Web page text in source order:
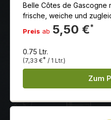
Belle Côtes de Gascogne
frische, weiche und
Zitrusaromen. Ein Cuvée
Blanc, Colombard und
Preis ab 5,50 €*
0.75 Ltr.
(7,33 €* / 1 Ltr.)
Zum